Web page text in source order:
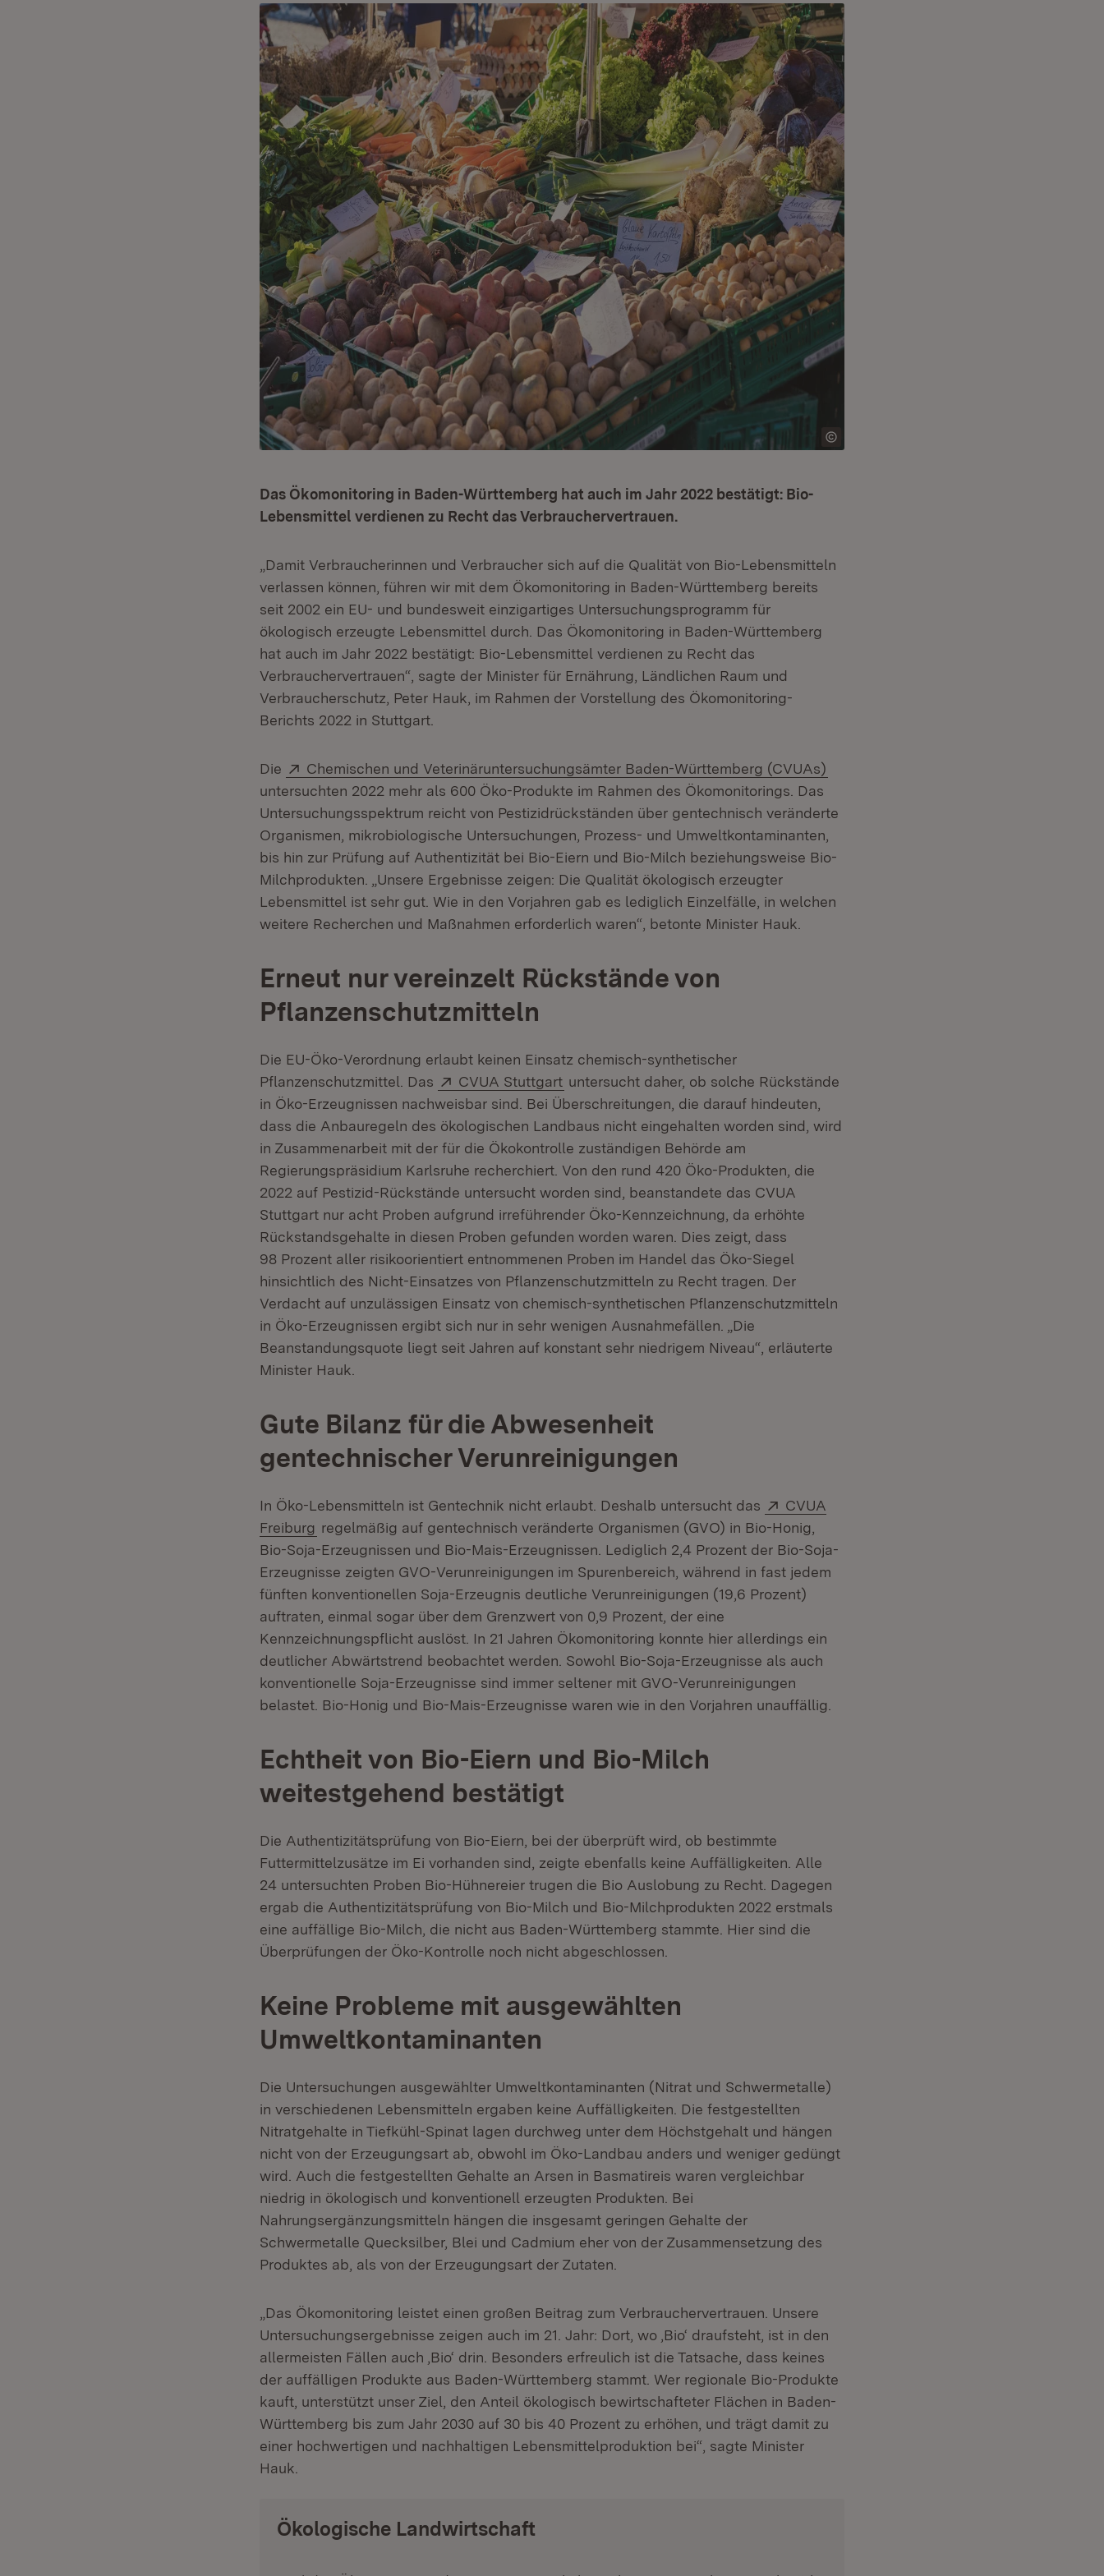
Das Ökomonitoring in Baden-Württemberg hat auch im Jahr 2022 bestätigt: Bio-
Lebensmittel verdienen zu Recht das Verbrauchervertrauen.
„Damit Verbraucherinnen und Verbraucher sich auf die Qualität von Bio-Lebensmitteln
verlassen können, führen wir mit dem Ökomonitoring in Baden-Württemberg bereits
seit 2002 ein EU- und bundesweit einzigartiges Untersuchungsprogramm für
ökologisch erzeugte Lebensmittel durch. Das Ökomonitoring in Baden-Württemberg
hat auch im Jahr 2022 bestätigt: Bio-Lebensmittel verdienen zu Recht das
Verbrauchervertrauen“, sagte der Minister für Ernährung, Ländlichen Raum und
Verbraucherschutz, Peter Hauk, im Rahmen der Vorstellung des Ökomonitoring-
Berichts 2022 in Stuttgart.
Die Extern:
Chemischen und Veterinäruntersuchungsämter Baden-Württemberg (CVUAs)
untersuchten 2022 mehr als 600 Öko-Produkte im Rahmen des Ökomonitorings. Das
Untersuchungsspektrum reicht von Pestizidrückständen über gentechnisch veränderte
Organismen, mikrobiologische Untersuchungen, Prozess- und Umweltkontaminanten,
bis hin zur Prüfung auf Authentizität bei Bio-Eiern und Bio-Milch beziehungsweise Bio-
Milchprodukten. „Unsere Ergebnisse zeigen: Die Qualität ökologisch erzeugter
Lebensmittel ist sehr gut. Wie in den Vorjahren gab es lediglich Einzelfälle, in welchen
weitere Recherchen und Maßnahmen erforderlich waren“, betonte Minister Hauk.
Erneut nur vereinzelt Rückstände von
Pflanzenschutzmitteln
Die EU-Öko-Verordnung erlaubt keinen Einsatz chemisch-synthetischer
Pflanzenschutzmittel. Das
Extern:
CVUA Stuttgart (Öffnet in neuem Fenster)
untersucht daher, ob solche Rückstände
in Öko-Erzeugnissen nachweisbar sind. Bei Überschreitungen, die darauf hindeuten,
dass die Anbauregeln des ökologischen Landbaus nicht eingehalten worden sind, wird
in Zusammenarbeit mit der für die Ökokontrolle zuständigen Behörde am
Regierungspräsidium Karlsruhe recherchiert. Von den rund 420 Öko-Produkten, die
2022 auf Pestizid-Rückstände untersucht worden sind, beanstandete das CVUA
Stuttgart nur acht Proben aufgrund irreführender Öko-Kennzeichnung, da erhöhte
Rückstandsgehalte in diesen Proben gefunden worden waren. Dies zeigt, dass
98 Prozent aller risikoorientiert entnommenen Proben im Handel das Öko-Siegel
hinsichtlich des Nicht-Einsatzes von Pflanzenschutzmitteln zu Recht tragen. Der
Verdacht auf unzulässigen Einsatz von chemisch-synthetischen Pflanzenschutzmitteln
in Öko-Erzeugnissen ergibt sich nur in sehr wenigen Ausnahmefällen. „Die
Beanstandungsquote liegt seit Jahren auf konstant sehr niedrigem Niveau“, erläuterte
Minister Hauk.
Gute Bilanz für die Abwesenheit
gentechnischer Verunreinigungen
In Öko-Lebensmitteln ist Gentechnik nicht erlaubt. Deshalb untersucht das Extern:
CVUA
Freiburg (Öffnet in neuem Fenster)
regelmäßig auf gentechnisch veränderte Organismen (GVO) in Bio-Honig,
Bio-Soja-Erzeugnissen und Bio-Mais-Erzeugnissen. Lediglich 2,4 Prozent der Bio-Soja-
Erzeugnisse zeigten GVO-Verunreinigungen im Spurenbereich, während in fast jedem
fünften konventionellen Soja-Erzeugnis deutliche Verunreinigungen (19,6 Prozent)
auftraten, einmal sogar über dem Grenzwert von 0,9 Prozent, der eine
Kennzeichnungspflicht auslöst. In 21 Jahren Ökomonitoring konnte hier allerdings ein
deutlicher Abwärtstrend beobachtet werden. Sowohl Bio-Soja-Erzeugnisse als auch
konventionelle Soja-Erzeugnisse sind immer seltener mit GVO-Verunreinigungen
belastet. Bio-Honig und Bio-Mais-Erzeugnisse waren wie in den Vorjahren unauffällig.
Echtheit von Bio-Eiern und Bio-Milch
weitestgehend bestätigt
Die Authentizitätsprüfung von Bio-Eiern, bei der überprüft wird, ob bestimmte
Futtermittelzusätze im Ei vorhanden sind, zeigte ebenfalls keine Auffälligkeiten. Alle
24 untersuchten Proben Bio-Hühnereier trugen die Bio Auslobung zu Recht. Dagegen
ergab die Authentizitätsprüfung von Bio-Milch und Bio-Milchprodukten 2022 erstmals
eine auffällige Bio-Milch, die nicht aus Baden-Württemberg stammte. Hier sind die
Überprüfungen der Öko-Kontrolle noch nicht abgeschlossen.
Keine Probleme mit ausgewählten
Umweltkontaminanten
Die Untersuchungen ausgewählter Umweltkontaminanten (Nitrat und Schwermetalle)
in verschiedenen Lebensmitteln ergaben keine Auffälligkeiten. Die festgestellten
Nitratgehalte in Tiefkühl-Spinat lagen durchweg unter dem Höchstgehalt und hängen
nicht von der Erzeugungsart ab, obwohl im Öko-Landbau anders und weniger gedüngt
wird. Auch die festgestellten Gehalte an Arsen in Basmatireis waren vergleichbar
niedrig in ökologisch und konventionell erzeugten Produkten. Bei
Nahrungsergänzungsmitteln hängen die insgesamt geringen Gehalte der
Schwermetalle Quecksilber, Blei und Cadmium eher von der Zusammensetzung des
Produktes ab, als von der Erzeugungsart der Zutaten.
„Das Ökomonitoring leistet einen großen Beitrag zum Verbrauchervertrauen. Unsere
Untersuchungsergebnisse zeigen auch im 21. Jahr: Dort, wo ‚Bio‘ draufsteht, ist in den
allermeisten Fällen auch ‚Bio‘ drin. Besonders erfreulich ist die Tatsache, dass keines
der auffälligen Produkte aus Baden-Württemberg stammt. Wer regionale Bio-Produkte
kauft, unterstützt unser Ziel, den Anteil ökologisch bewirtschafteter Flächen in Baden-
Württemberg bis zum Jahr 2030 auf 30 bis 40 Prozent zu erhöhen, und trägt damit zu
einer hochwertigen und nachhaltigen Lebensmittelproduktion bei“, sagte Minister
Hauk.
Ökologische Landwirtschaft